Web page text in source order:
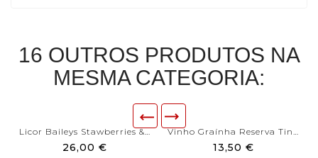
16 OUTROS PRODUTOS NA
MESMA CATEGORIA:
Licor Baileys Stawberries &...
26,00 € 13,50 €